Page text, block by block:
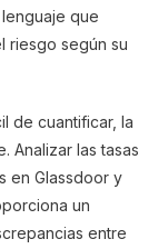
que
riesgo según su
de cuantificar, la
Analizar las tasas
en Glassdoor y
un
entre